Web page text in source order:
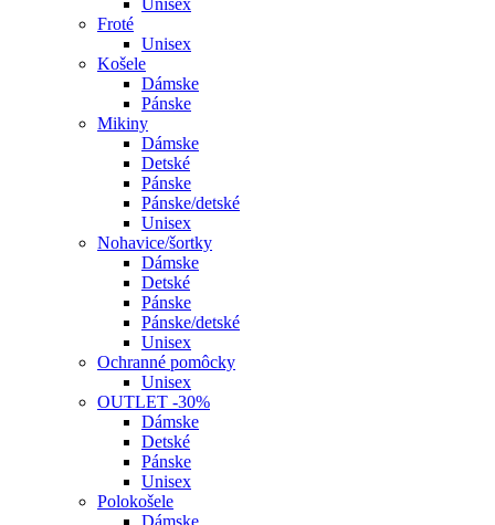
Froté
Unisex
Košele
Dámske
Pánske
Mikiny
Dámske
Detské
Pánske
Pánske/detské
Unisex
Nohavice/šortky
Dámske
Detské
Pánske
Pánske/detské
Unisex
Ochranné pomôcky
Unisex
OUTLET -30%
Dámske
Detské
Pánske
Unisex
Polokošele
Dámske